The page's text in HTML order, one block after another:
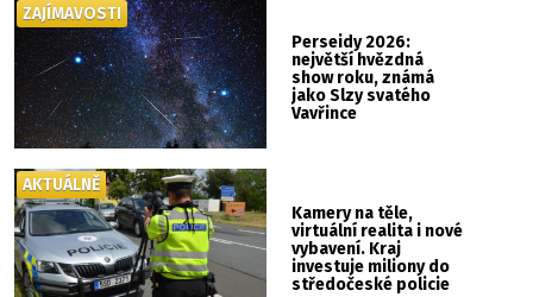
Perseidy 2026:
největší hvězdná
show roku, známá
jako Slzy svatého
Vavřince
ZAJÍMAVOSTI
Kamery na těle,
virtuální realita i nové
vybavení. Kraj
investuje miliony do
středočeské policie
AKTUÁLNĚ